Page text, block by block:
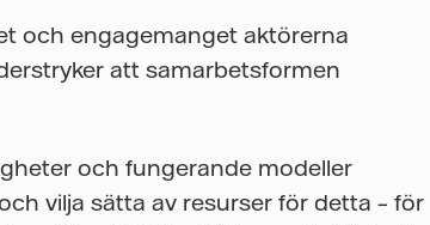
och engagemanget aktörerna
att samarbetsformen
och fungerande modeller
vilja sätta av resurser för detta – för